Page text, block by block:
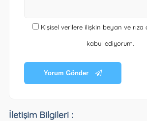
Kişisel verilere ilişkin beyan ve
kabul ediyorum.
Yorum Gönder
İletişim Bilgileri :